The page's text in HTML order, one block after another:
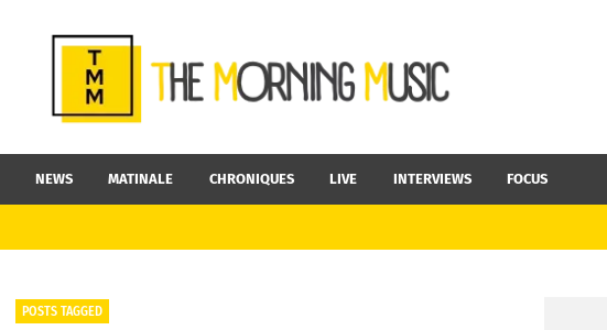
NEWS MATINALE CHRONIQUES LIVE INTERVIEWS FOCUS
POSTS TAGGED